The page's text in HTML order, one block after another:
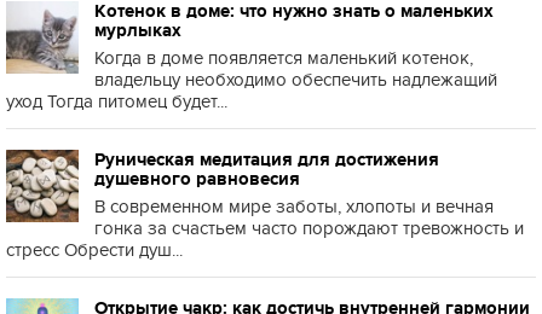
Котенок в доме: что нужно знать о маленьких
мурлыках
Когда в доме появляется маленький котенок,
владельцу необходимо обеспечить надлежащий
уход Тогда питомец будет...
Руническая медитация для достижения
душевного равновесия
В современном мире заботы, хлопоты и вечная
гонка за счастьем часто порождают тревожность и
стресс Обрести душ...
Открытие чакр: как достичь внутренней гармонии